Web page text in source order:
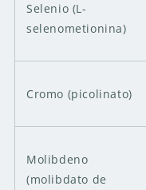
Selenio (L-
selenometionina)
Cromo (picolinato)
Molibdeno
(molibdato de